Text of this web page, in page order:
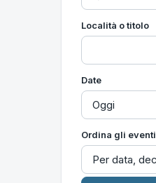
Località o titolo
Date
Ordina gli eventi